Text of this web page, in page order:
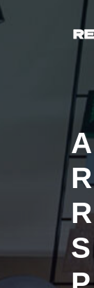
Saltar